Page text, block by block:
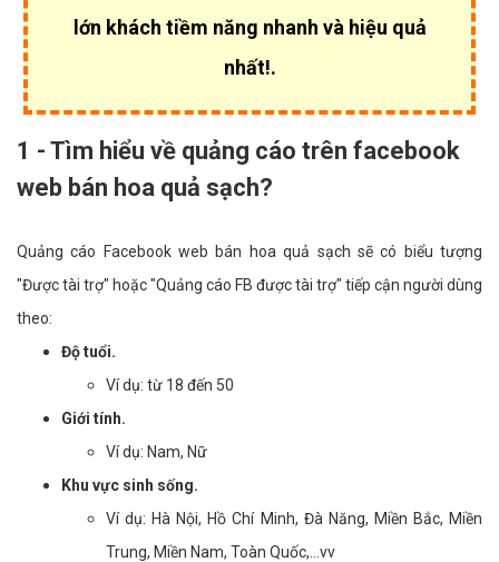
lớn khách tiềm năng nhanh và hiệu quả
nhất!.
1 - Tìm hiểu về quảng cáo trên facebook
web bán hoa quả sạch?
Quảng cáo Facebook web bán hoa quả sạch sẽ có biểu tượng
"Được tài trợ" hoặc "Quảng cáo FB được tài trợ" tiếp cận người dùng
theo:
Độ tuổi.
Ví dụ: từ 18 đến 50
Giới tính.
Ví dụ: Nam, Nữ
Khu vực sinh sống.
Ví dụ: Hà Nội, Hồ Chí Minh, Đà Năng, Miền Bắc, Miền
Trung, Miền Nam, Toàn Quốc,...vv